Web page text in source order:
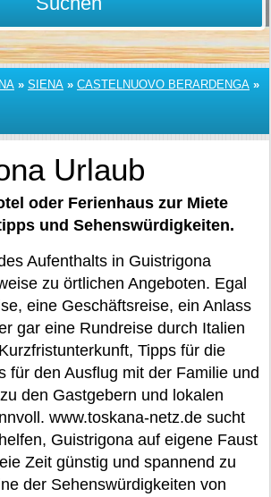
» SIENA » CASTELNUOVO BERARDENGA »
Urlaub
oder Ferienhaus zur Miete
und Sehenswürdigkeiten.
Aufenthalts in Guistrigona
zu örtlichen Angeboten. Egal
eine Geschäftsreise, ein Anlass
gar eine Rundreise durch Italien
Tipps für die
für den Ausflug mit der Familie und
den Gastgebern und lokalen
www.toskana-netz.de sucht
Guistrigona auf eigene Faust
Zeit günstig und spannend zu
der Sehenswürdigkeiten von